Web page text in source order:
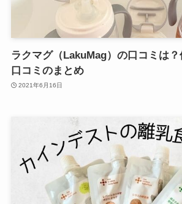
ラクマグ（LakuMag）の口コミは
口コミのまとめ
2021年6月16日